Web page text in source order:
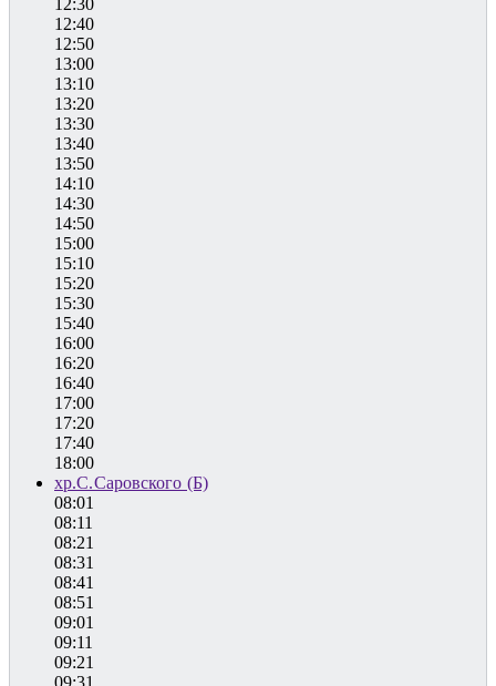
12:30
12:40
12:50
13:00
13:10
13:20
13:30
13:40
13:50
14:10
14:30
14:50
15:00
15:10
15:20
15:30
15:40
16:00
16:20
16:40
17:00
17:20
17:40
18:00
хр.С.Саровского (Б)
08:01
08:11
08:21
08:31
08:41
08:51
09:01
09:11
09:21
09:31